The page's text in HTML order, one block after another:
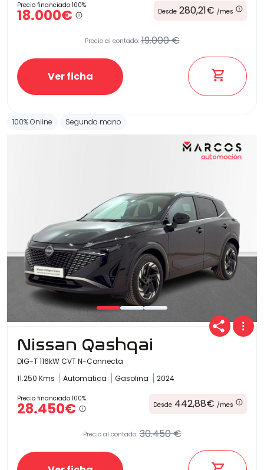
Precio financiado 100%
18.000€ Desde 280,21€ /mes
Precio al contado: 19.000 €
Ver ficha
100% Online Segunda mano
Nissan Qashqai
DIG-T 116kW CVT N-Connecta
11.250 Kms
Automatica Gasolina 2024
Precio financiado 100%
28.450€ Desde 442,88€ /mes
Precio al contado: 30.450 €